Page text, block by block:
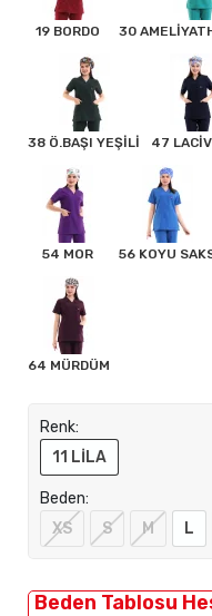
19 BORDO 30
38 Ö.BAŞI YEŞİLİ 47
54 MOR 56 KOYU
64 MÜRDÜM
Renk:
11 LİLA
Beden:
XS
S M L
Beden Tablosu